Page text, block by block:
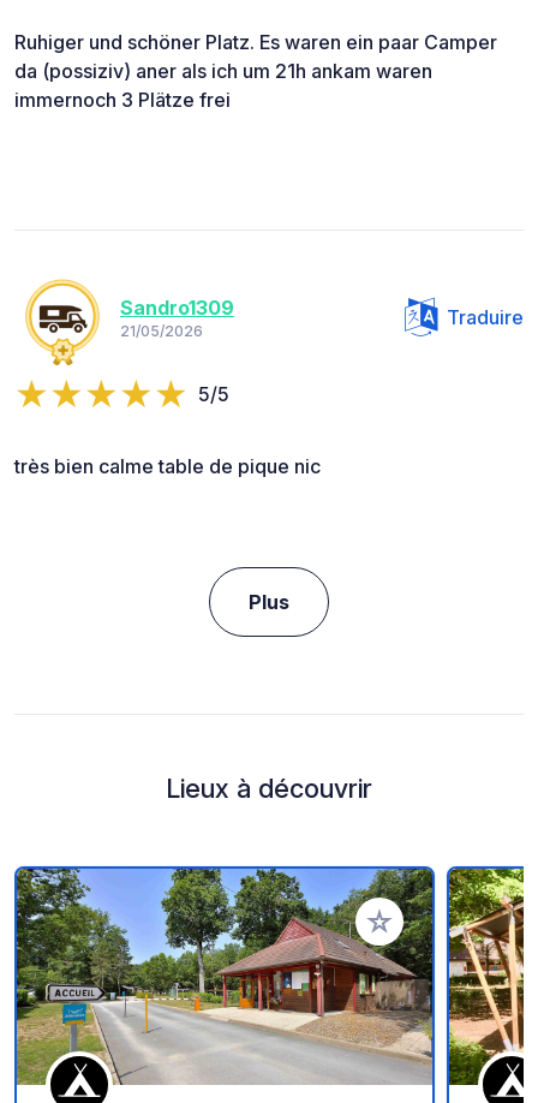
Ruhiger und schöner Platz. Es waren ein paar Camper
da (possiziv) aner als ich um 21h ankam waren
immernoch 3 Plätze frei
Sandro1309
21/05/2026
Traduire
5/5
très bien calme table de pique nic
Plus
Lieux à découvrir
Ajouter à vos